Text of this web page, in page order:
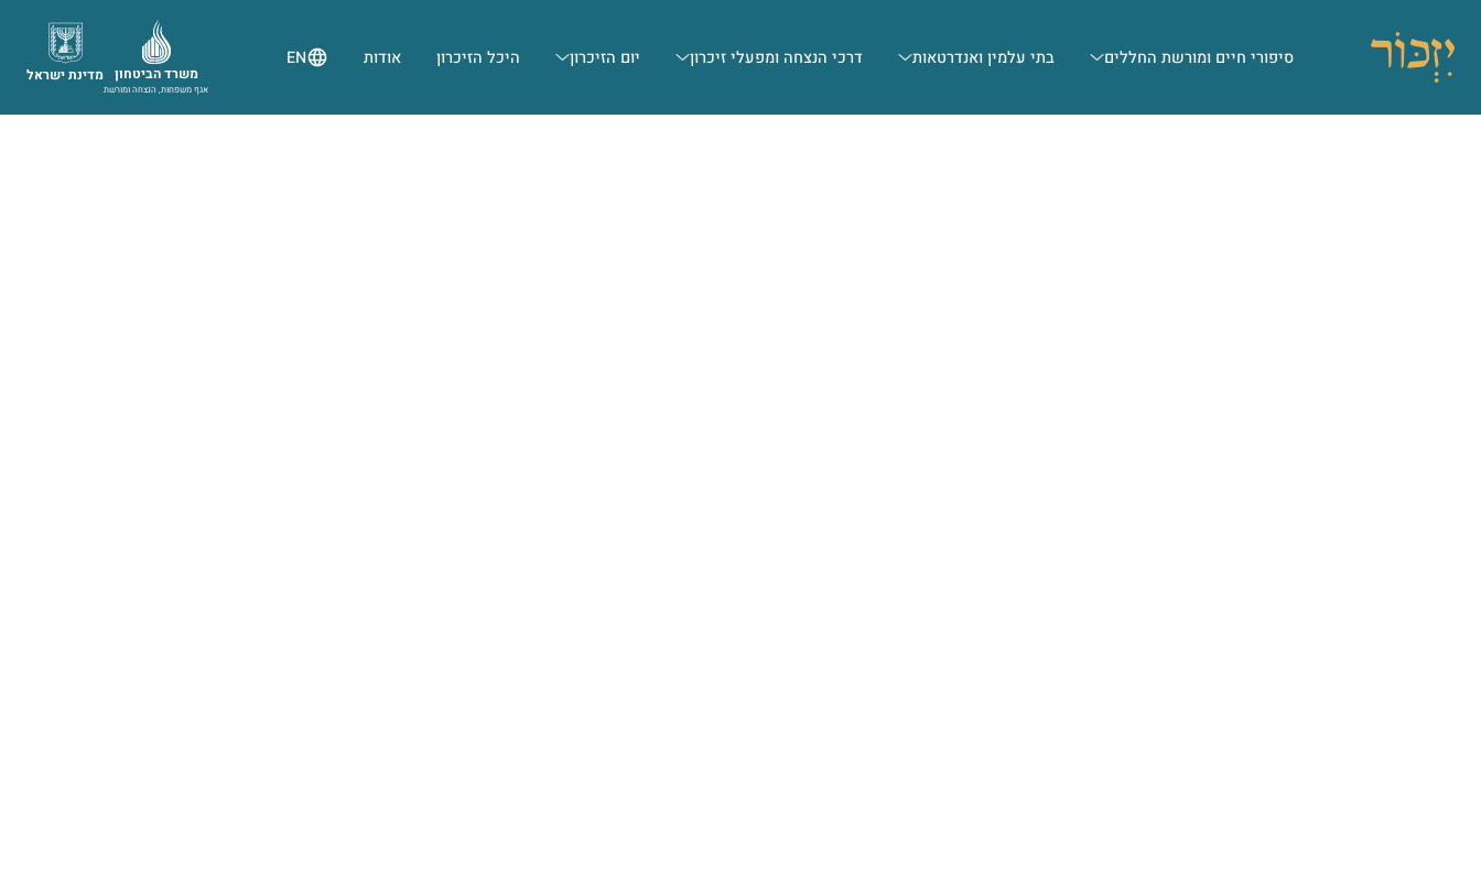
סיפורי חיים ומורשת החללים בתי עלמין ואנדרטאות דרכי הנצחה ומפעלי זיכרון יום הזיכרון היכל הזיכרון אודות EN
מדינת ישראל משרד הביטחון
אגף משפחות, הנצחה ומורשת